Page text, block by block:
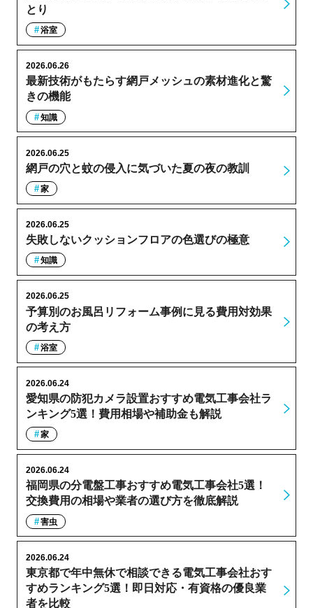
とり
浴室
最新技術がもたらす網戸メッシュの素材進化と驚
きの機能
2026.06.26
知識
網戸の穴と蚊の侵入に気づいた夏の夜の教訓
2026.06.25
家
失敗しないクッションフロアの色選びの極意
2026.06.25
知識
予算別のお風呂リフォーム事例に見る費用対効果
の考え方
2026.06.25
浴室
愛知県の防犯カメラ設置おすすめ電気工事会社ラ
ンキング5選！費用相場や補助金も解説
2026.06.24
家
福岡県の分電盤工事おすすめ電気工事会社5選！
交換費用の相場や業者の選び方を徹底解説
2026.06.24
害虫
東京都で年中無休で相談できる電気工事会社おす
すめランキング5選！即日対応・有資格の優良業
者を比較
2026.06.24